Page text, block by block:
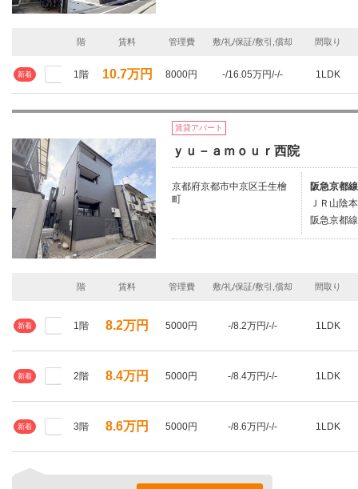
階 賃料 管理費 敷/礼/保証/敷引,償却 間取り
新着 1階 10.7万円 8000円 -/16.05万円/-/- 1LDK
賃貸アパート
ｙｕ－ａｍｏｕｒ西院
京都府京都市中京区壬生檜
町
阪急京都
ＪＲ山陰
阪急京都
階 賃料 管理費 敷/礼/保証/敷引,償却 間取り
新着 1階 8.2万円 5000円 -/8.2万円/-/- 1LDK
新着 2階 8.4万円 5000円 -/8.4万円/-/- 1LDK
新着 3階 8.6万円 5000円 -/8.6万円/-/- 1LDK